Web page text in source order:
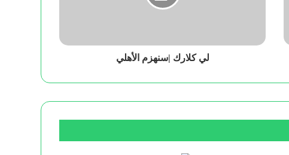
لي كلارك |سنهزم الأهلي